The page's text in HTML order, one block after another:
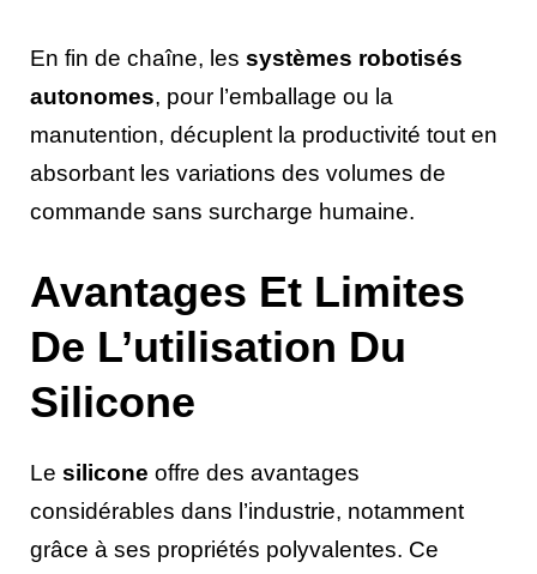
En fin de chaîne, les systèmes robotisés
autonomes, pour l’emballage ou la
manutention, décuplent la productivité tout en
absorbant les variations des volumes de
commande sans surcharge humaine.
Avantages Et Limites
De L’utilisation Du
Silicone
Le silicone offre des avantages
considérables dans l’industrie, notamment
grâce à ses propriétés polyvalentes. Ce